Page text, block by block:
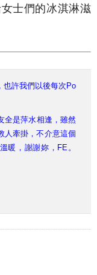
士們的冰淇淋滋
也許我們以後每次Po
全是萍水相逢，雖然
人牽掛，不介意這個
暖，謝謝妳，FE。